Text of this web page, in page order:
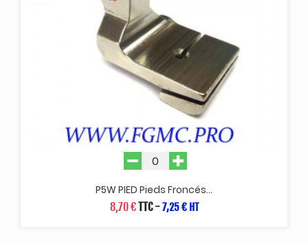
P5W PIED Pieds Froncés...
8,70 €TTC-7,25 € HT